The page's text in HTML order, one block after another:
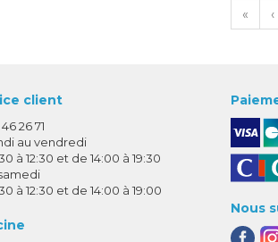
« ‹
client
26 71
au vendredi
à 12:30 et de 14:00 à 19:30
à 12:30 et de 14:00 à 19:00
Nous